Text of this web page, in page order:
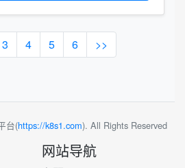
3 4 5 6 >>
台(https://k8s1.com). All Rights Reserved
网站导航